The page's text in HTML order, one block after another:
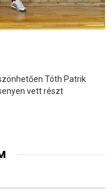
Tóth Patrik
vett részt